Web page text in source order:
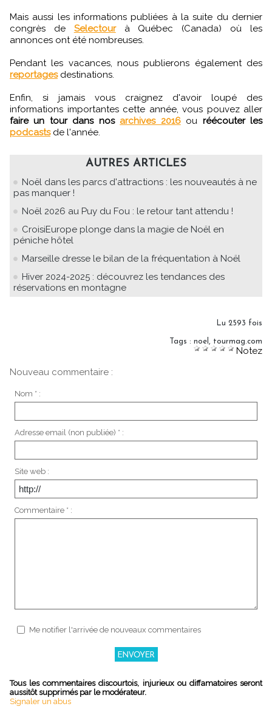
Mais aussi les informations publiées à la suite du dernier
congrès de Selectourà Québec (Canada) où les
annonces ont été nombreuses.
Pendant les vacances, nous publierons également des
reportagesdestinations.
Enfin, si jamais vous craignez d'avoir loupé des
informations importantes cette année, vous pouvez aller
faire un tour dans nos archives 2016ou réécouter les
podcastsde l'année.
AUTRES ARTICLES
Noël dans les parcs d'attractions : les nouveautés à ne
pas manquer !
Noël 2026 au Puy du Fou : le retour tant attendu !
CroisiEurope plonge dans la magie de Noël en
péniche hôtel
Marseille dresse le bilan de la fréquentation à Noël
Hiver 2024-2025 : découvrez les tendances des
réservations en montagne
Lu 2593 fois
Tags : noel , tourmag.com
Notez
Nouveau commentaire :
Nom * :
Adresse email (non publiée) * :
Site web :
Commentaire * :
Me notifier l'arrivée de nouveaux commentaires
Tous les commentaires discourtois, injurieux ou diffamatoires seront
aussitôt supprimés par le modérateur.
Signaler un abus